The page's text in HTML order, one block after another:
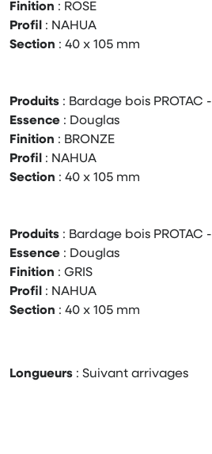
Finition : ROSE
Profil : NAHUA
Section : 40 x 105 mm
Produits : Bardage bois PROTAC -
Essence : Douglas
Finition : BRONZE
Profil : NAHUA
Section : 40 x 105 mm
Produits : Bardage bois PROTAC -
Essence : Douglas
Finition : GRIS
Profil : NAHUA
Section : 40 x 105 mm
Longueurs : Suivant arrivages